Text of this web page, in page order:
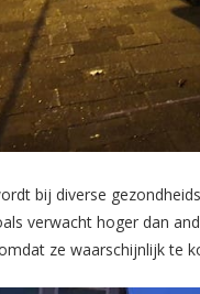
bij diverse
verwacht hoger dan
ze waarschijnlijk te